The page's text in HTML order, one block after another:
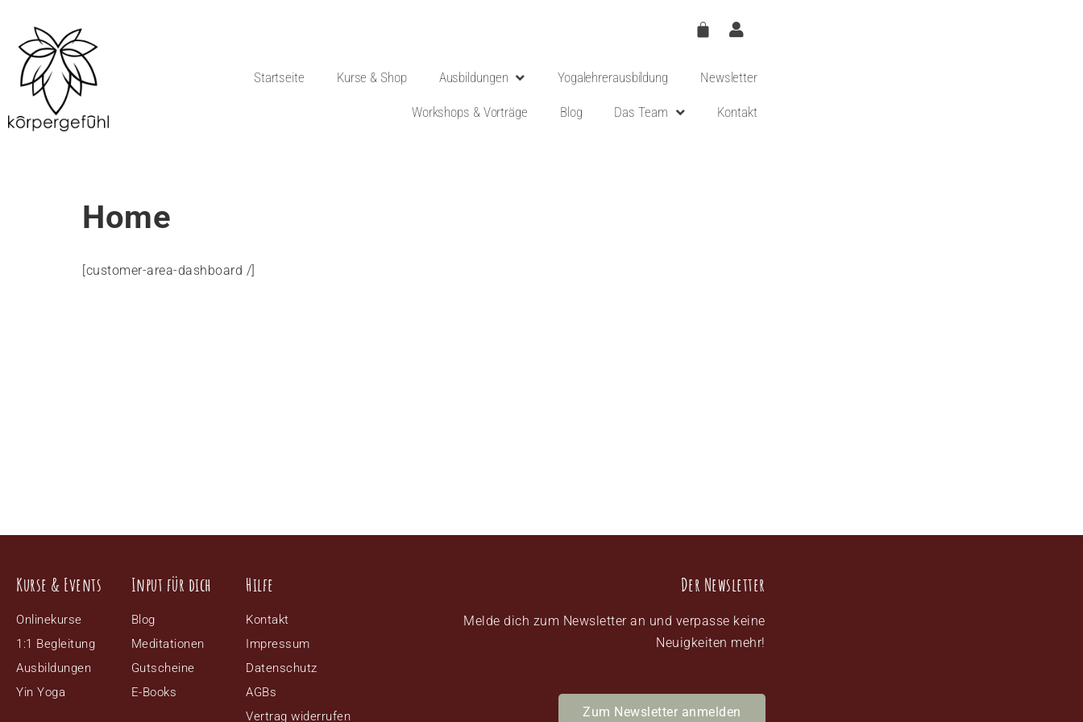
Zum
Inhalt
springen
Startseite Kurse & Shop Ausbildungen Yogalehrerausbildung Newsletter
Workshops & Vorträge Blog Das Team Kontakt
Home
[customer-area-dashboard /]
Kurse & Events
Onlinekurse
1:1 Begleitung
Ausbildungen
Yin Yoga
Input für dich
Blog
Meditationen
Gutscheine
E-Books
Hilfe
Kontakt
Impressum
Datenschutz
AGBs
Vertrag widerrufen
Der Newsletter
Melde dich zum Newsletter an und verpasse keine
Neuigkeiten mehr!
Zum Newsletter anmelden